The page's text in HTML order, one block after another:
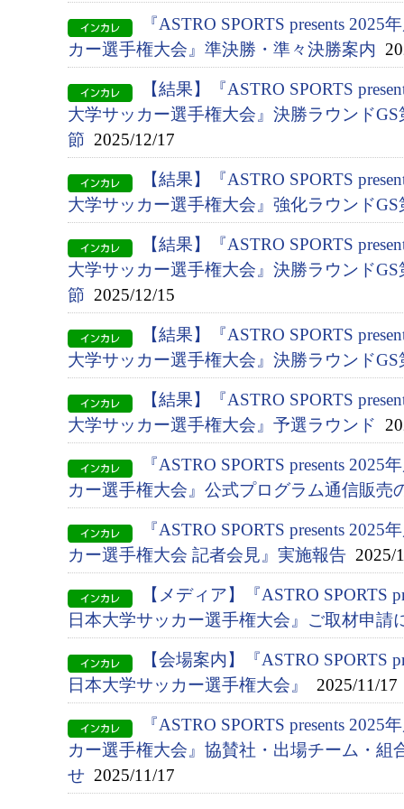
『ASTRO SPORTS presents
カー選手権大会』準決勝・準々決勝案内
【結果】『ASTRO SPORTS
大学サッカー選手権大会』決勝ラウンド
節 2025/12/17
【結果】『ASTRO SPORTS
大学サッカー選手権大会』強化ラウンドGS
【結果】『ASTRO SPORTS
大学サッカー選手権大会』決勝ラウンド
節 2025/12/15
【結果】『ASTRO SPORTS
大学サッカー選手権大会』決勝ラウンドGS
【結果】『ASTRO SPORTS
大学サッカー選手権大会』予選ラウンド
『ASTRO SPORTS presents
カー選手権大会』公式プログラム通信販売
『ASTRO SPORTS presents
カー選手権大会 記者会見』実施報告 2025/
【メディア】『ASTRO SPORTS
日本大学サッカー選手権大会』ご取材申請
【会場案内】『ASTRO SPORTS
日本大学サッカー選手権大会』
2025/11/17
『ASTRO SPORTS presents
カー選手権大会』協賛社・出場チーム・組
せ 2025/11/17